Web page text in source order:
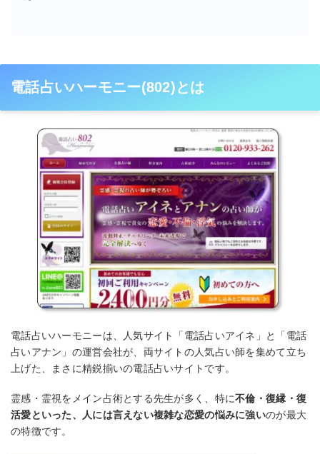
電話占いハーモニー(802)とは
電話占いハーモニーは、人気サイト「電話占いアイネ」と「電話
占いアナン」の運営会社が、両サイトの人気占い師を集めて立ち
上げた、まさに精鋭揃いの電話占いサイトです。
霊感・霊視をメイン占術とする先生が多く、特に不倫・復縁・復
活愛といった、人には言えない複雑な恋愛の悩みに強いのが最大
の特徴です。